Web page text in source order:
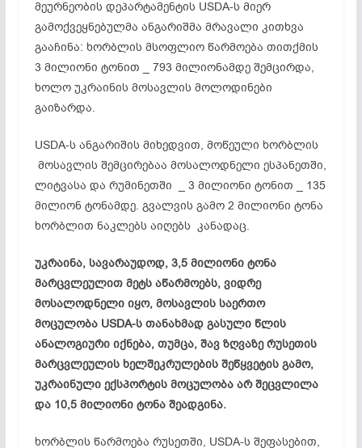
მეურნეობის დეპარტამენტის USDA-ს მიერ
გამოქვეყნებულმა ანგარიშმა მრავალი კითხვა
გააჩინა: ხორბლის მსოფლიო წარმოება თითქმის
3 მილიონი ტონით _ 793 მილიონამდე შემცირდა,
ხოლო უკრაინის მოსავლის მოლოდინები
გაიზარდა.
USDA-ს ანგარიშის მიხედვით, მოწეული ხორბლის
მოსავლის შემცირებაა მოსალოდნელი ესპანეთში,
ლიტვასა და რუმინეთში _ 3 მილიონი ტონით _ 135
მილიონ ტონამდე. გვალვის გამო 2 მილიონი ტონა
ხორბლით ნაკლებს აიღებს კანადაც.
უკრაინა, სავარაუდოდ, 3,5 მილიონი ტონა
მარცვლეულით მეტს აწარმოებს, ვიდრე
მოსალოდნელი იყო, მოსავლის საერთო
მოცულობა USDA-ს თანახმად გასული წლის
ანალოგიური იქნება, თუმცა, შავ ზღვაზერუსეთის
მარცვლეულის ხელშეკრულების შეწყვეტის გამო,
უკრაინული ექსპორტის მოცულობა არშეცვლილა
და 10,5 მილიონი ტონა შეადგინა.
ხორბლის წარმოება რუსეთში, USDA-ს შეფასებით,